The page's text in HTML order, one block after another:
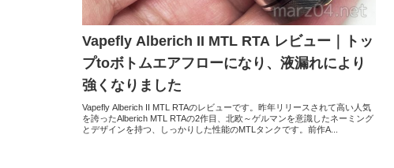
Vapefly Alberich II MTL RTA レビュー｜トッ
プtoボトムエアフローになり、液漏れにより
強くなりました
Vapefly Alberich II MTL RTAのレビューです。昨年リリースされて高い人気
を誇ったAlberich MTL RTAの2作目、北欧～ゲルマンを意識したネーミング
とデザインを持つ、しっかりした性能のMTLタンクです。前作A...